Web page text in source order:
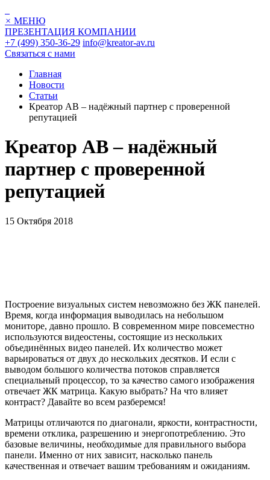
× МЕНЮ
ПРЕЗЕНТАЦИЯ КОМПАНИИ
+7 (499) 350-36-29 info@kreator-av.ru
Связаться с нами
Главная
Новости
Статьи
Креатор АВ – надёжный партнер с проверенной
репутацией
Креатор АВ – надёжный
партнер с проверенной
репутацией
15 Октября 2018
Построение визуальных систем невозможно без ЖК панелей.
Время, когда информация выводилась на небольшом
мониторе, давно прошло. В современном мире повсеместно
используются видеостены, состоящие из нескольких
объединённых видео панелей. Их количество может
варьироваться от двух до нескольких десятков. И если с
выводом большого количества потоков справляется
специальный процессор, то за качество самого изображения
отвечает ЖК матрица. Какую выбрать? На что влияет
контраст? Давайте во всем разберемся!
Матрицы отличаются по диагонали, яркости, контрастности,
времени отклика, разрешению и энергопотреблению. Это
базовые величины, необходимые для правильного выбора
панели. Именно от них зависит, насколько панель
качественная и отвечает вашим требованиям и ожиданиям.